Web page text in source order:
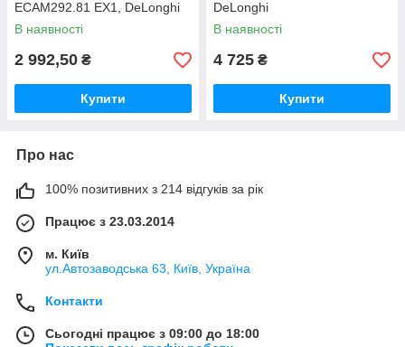
ECAM292.81 EX1, DeLonghi
В наявності
2 992,50 ₴
Купити
DeLonghi
В наявності
4 725 ₴
Купити
Про нас
100% позитивних з 214 відгуків за рік
Працює з 23.03.2014
м. Київ
ул.Автозаводська 63, Київ, Україна
Контакти
Сьогодні працює з 09:00 до 18:00